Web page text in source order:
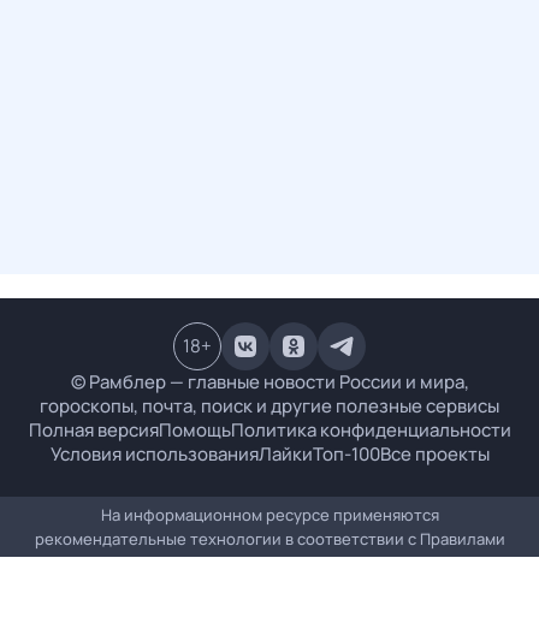
© Рамблер — главные новости России и мира,
гороскопы, почта, поиск и другие полезные сервисы
Полная версияПомощьПолитика конфиденциальности
Условия использованияЛайкиТоп-100Все проекты
18+
На информационном ресурсе применяются
рекомендательные технологии в соответствии с Правилами